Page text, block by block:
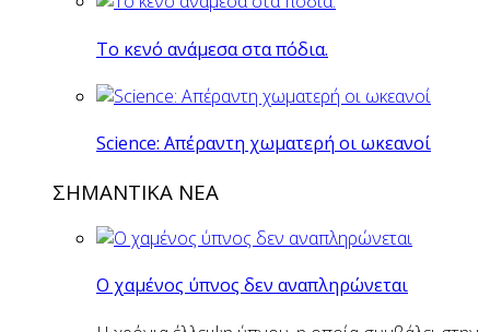
Το κενό ανάμεσα στα πόδια.
Science: Απέραντη χωματερή οι ωκεανοί
ΣΗΜΑΝΤΙΚΑ ΝΕΑ
Ο χαμένος ύπνος δεν αναπληρώνεται